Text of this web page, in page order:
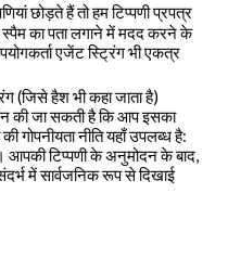
छोड़ते हैं तो हम टिप्पणी प्रपत्र
का पता लगाने में मदद करने के
एजेंट स्ट्रिंग भी एकत्र
(जिसे हैश भी कहा जाता है)
की जा सकती है कि आप इसका
गोपनीयता नीति यहाँ उपलब्ध है:
टिप्पणी के अनुमोदन के बाद,
में सार्वजनिक रूप से दिखाई